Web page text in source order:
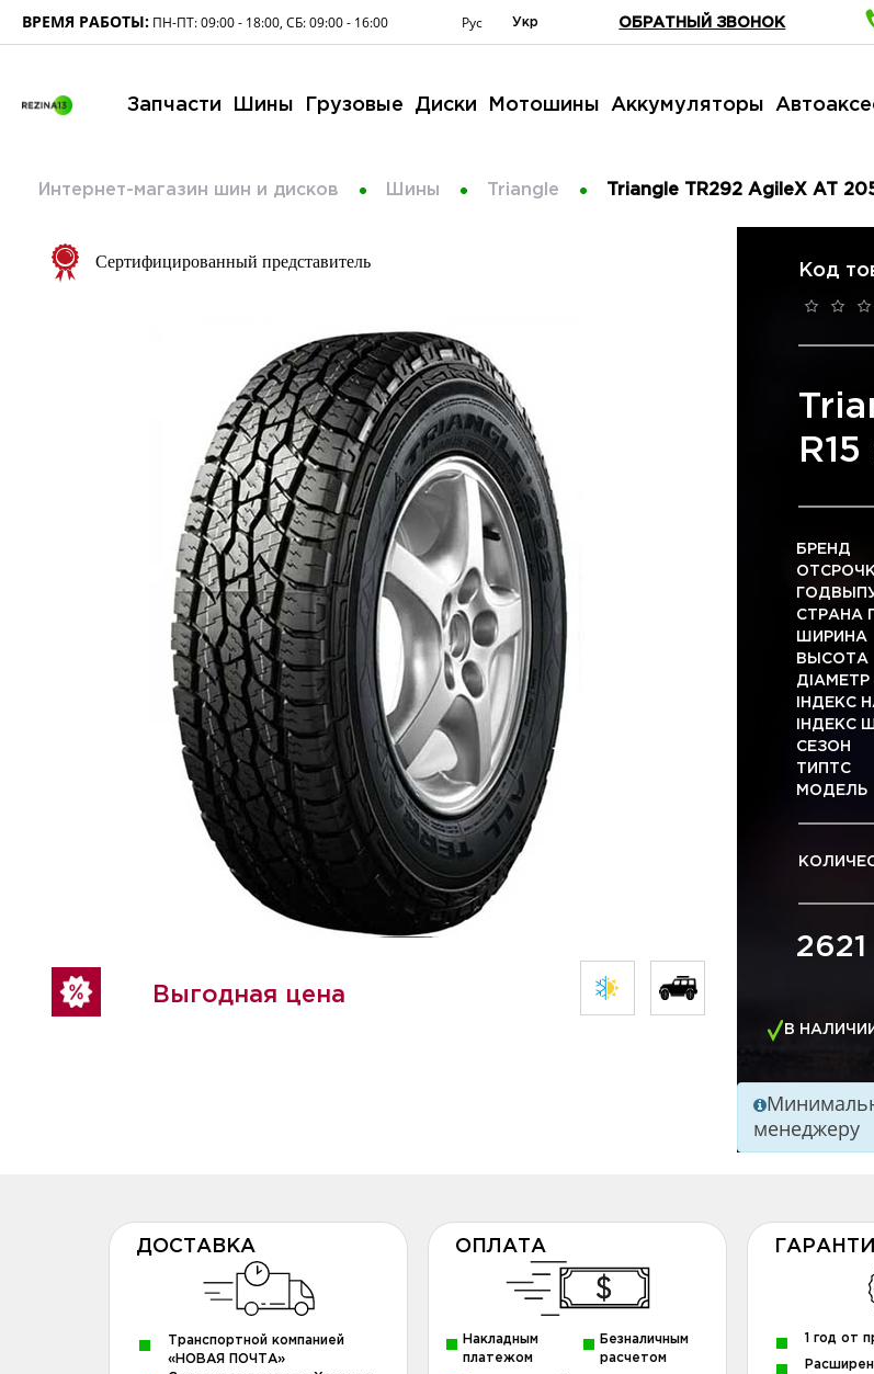
ВРЕМЯ РАБОТЫ: ПН-ПТ: 09:00 - 18:00, СБ: 09:00 - 16:00 Рус Укр ОБРАТНЫЙ ЗВОНОК
Запчасти Шины Грузовые Диски Мотошины Аккумуляторы
Интернет-магазин шин и дисков Шины Triangle Triangle TR292 AgileX AT
Сертифицированный представитель
Выгодная цена
Код
БРЕНД
СТРАНА
ШИРИНА
ВЫСОТА
ДІАМЕТР
ІНДЕКС
ІНДЕКС
СЕЗОН
ТИПТС
МОДЕЛЬ
2621
В
менеджеру
ДОСТАВКА
Транспортной компанией
«НОВАЯ ПОЧТА»
ОПЛАТА
Накладным
платежом
Безналичным
расчетом
1 год от